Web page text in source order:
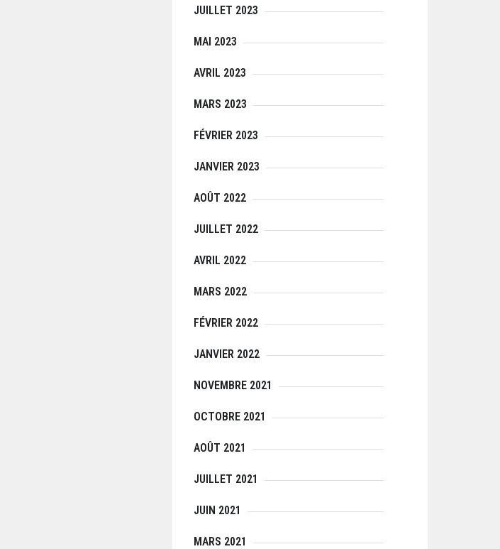
JUILLET 2023
MAI 2023
AVRIL 2023
MARS 2023
FÉVRIER 2023
JANVIER 2023
AOÛT 2022
JUILLET 2022
AVRIL 2022
MARS 2022
FÉVRIER 2022
JANVIER 2022
NOVEMBRE 2021
OCTOBRE 2021
AOÛT 2021
JUILLET 2021
JUIN 2021
MARS 2021